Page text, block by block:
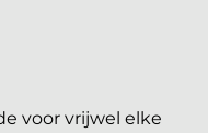
voor vrijwel elke